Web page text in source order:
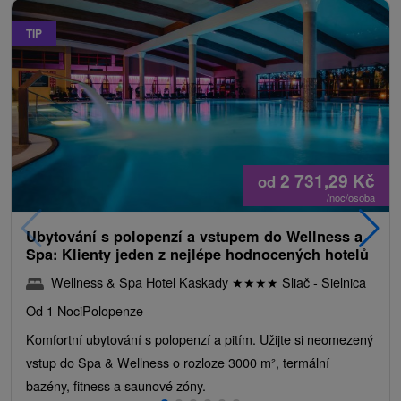
TIP
od 2 731,29 Kč
/noc/osoba
Ubytování s polopenzí a vstupem do Wellness a
Spa: Klienty jeden z nejlépe hodnocených hotelů
Wellness & Spa Hotel Kaskady ★★★★ Sliač - Sielnica
Od 1 NociPolopenze
Komfortní ubytování s polopenzí a pitím. Užijte si neomezený
vstup do Spa & Wellness o rozloze 3000 m², termální
bazény, fitness a saunové zóny.